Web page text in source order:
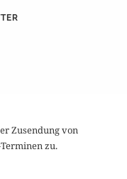
Zusendung von
zu.